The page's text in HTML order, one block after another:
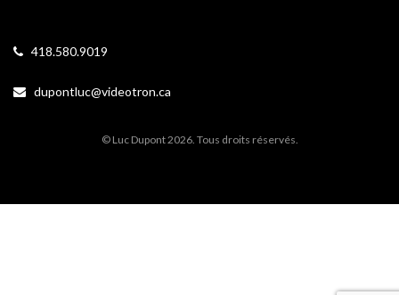
418.580.9019
dupontluc@videotron.ca
© Luc Dupont 2026. Tous droits réservés.